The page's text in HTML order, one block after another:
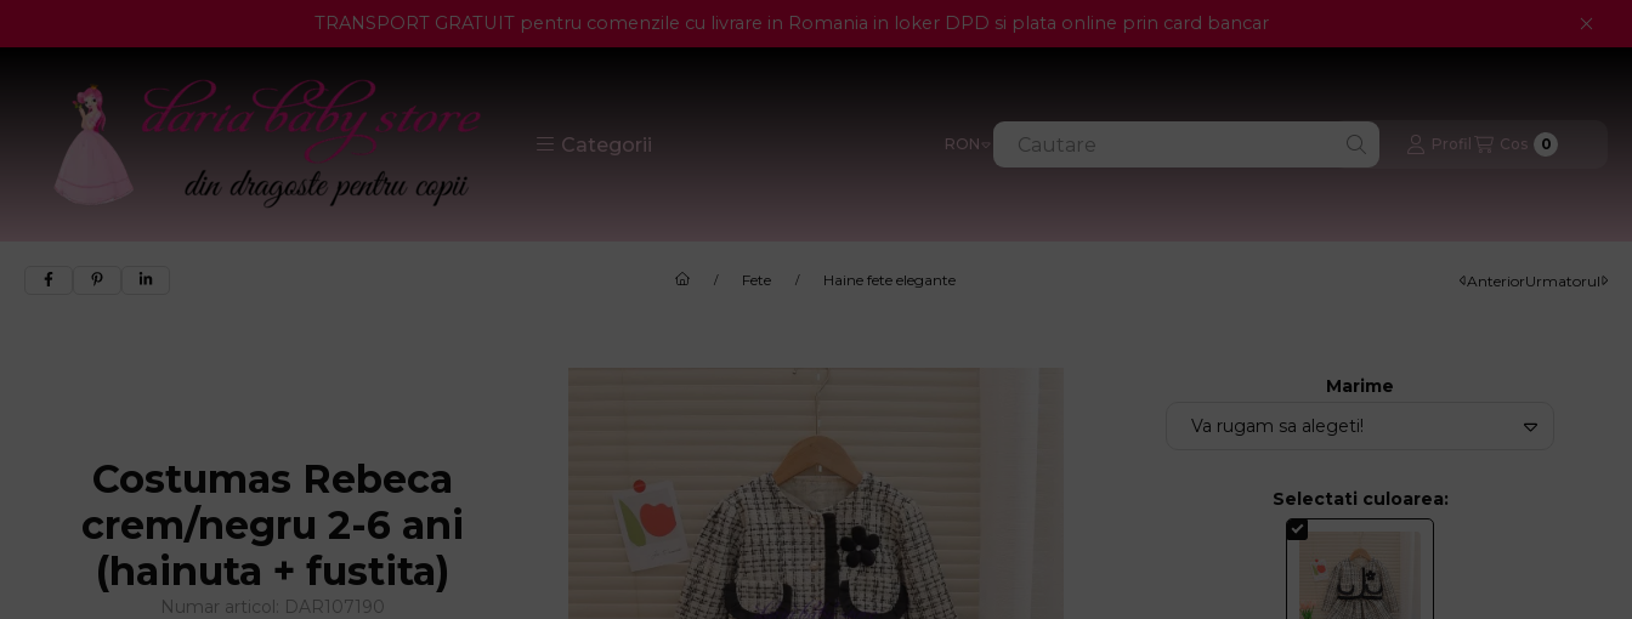
TRANSPORT GRATUIT pentru comenzile cu livrare in Romania in loker DPD si plata online prin card bancar
RON Profil Cos Numar de
0
Fete Haine fete elegante AnteriorUrmatorul
Costumas Rebeca
crem/negru 2-6 ani
(hainuta + fustita)
Numar articol: DAR107190
Marime
Selectati culoarea: